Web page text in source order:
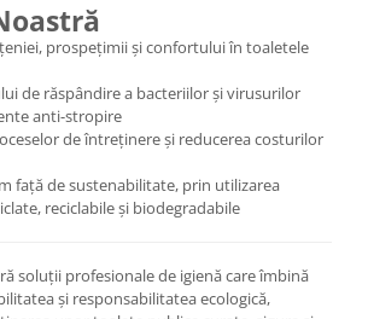
prospețimii și confortului în toaletele
de răspândire a bacteriilor și virusurilor
anti-stropire
de întreținere și reducerea costurilor
față de sustenabilitate, prin utilizarea
reciclabile și biodegradabile
soluții profesionale de igienă care îmbină
și responsabilitatea ecologică,